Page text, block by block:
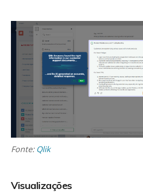
Fonte: Qlik
Visualizações